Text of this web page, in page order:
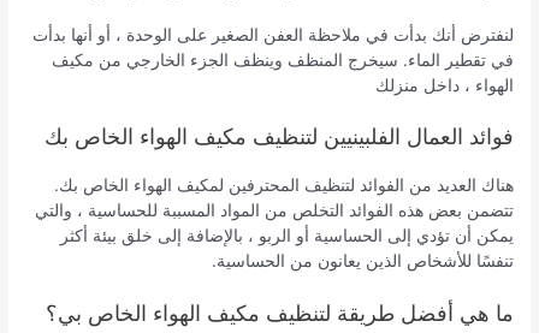
لنفترض أنك بدأت في ملاحظة العفن الصغير على الوحدة ، أو أنها بدأت
في تقطير الماء. سيخرج المنظف وينظف الجزء الخارجي من مكيف
الهواء ، داخل منزلك
فوائد العمال الفلبينيين لتنظيف مكيف الهواء الخاص بك
هناك العديد من الفوائد لتنظيف المحترفين لمكيف الهواء الخاص بك.
تتضمن بعض هذه الفوائد التخلص من المواد المسببة للحساسية ، والتي
يمكن أن تؤدي إلى الحساسية أو الربو ، بالإضافة إلى خلق بيئة أكثر
تنفسًا للأشخاص الذين يعانون من الحساسية.
ما هي أفضل طريقة لتنظيف مكيف الهواء الخاص بي؟